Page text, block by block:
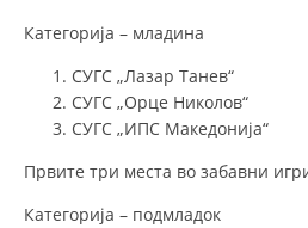
Категорија – младина
СУГС „Лазар Танев“
СУГС „Орце Николов“
СУГС „ИПС Македонија“
Првите три места во забавни
Категорија – подмладок